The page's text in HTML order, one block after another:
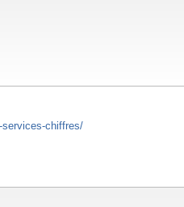
services-chiffres/